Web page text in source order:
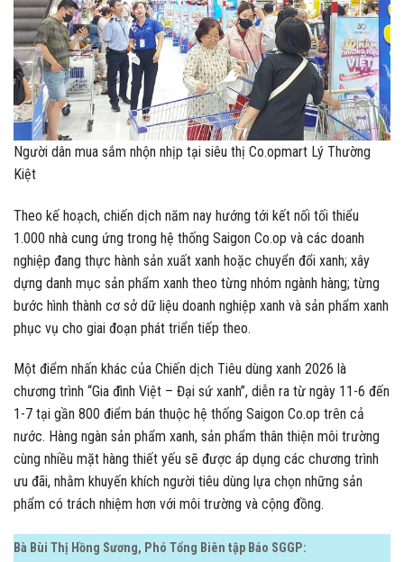
Người dân mua sắm nhộn nhịp tại siêu thị Co.opmart Lý Thường
Kiệt
Theo kế hoạch, chiến dịch năm nay hướng tới kết nối tối thiểu
1.000 nhà cung ứng trong hệ thống Saigon Co.op và các doanh
nghiệp đang thực hành sản xuất xanh hoặc chuyển đổi xanh; xây
dựng danh mục sản phẩm xanh theo từng nhóm ngành hàng; từng
bước hình thành cơ sở dữ liệu doanh nghiệp xanh và sản phẩm xanh
phục vụ cho giai đoạn phát triển tiếp theo.
Một điểm nhấn khác của Chiến dịch Tiêu dùng xanh 2026 là
chương trình “Gia đình Việt – Đại sứ xanh”, diễn ra từ ngày 11-6 đến
1-7 tại gần 800 điểm bán thuộc hệ thống Saigon Co.op trên cả
nước. Hàng ngàn sản phẩm xanh, sản phẩm thân thiện môi trường
cùng nhiều mặt hàng thiết yếu sẽ được áp dụng các chương trình
ưu đãi, nhằm khuyến khích người tiêu dùng lựa chọn những sản
phẩm có trách nhiệm hơn với môi trường và cộng đồng.
Bà Bùi Thị Hồng Sương, Phó Tổng Biên tập Báo SGGP: